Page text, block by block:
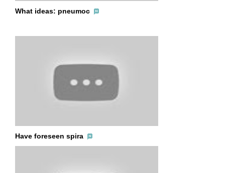
What ideas: pneumoc
Have foreseen spira